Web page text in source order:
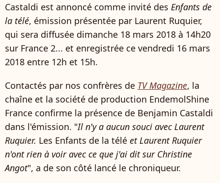
Castaldi est annoncé comme invité des Enfants de
la télé, émission présentée par Laurent Ruquier,
qui sera diffusée dimanche 18 mars 2018 à 14h20
sur France 2... et enregistrée ce vendredi 16 mars
2018 entre 12h et 15h.
Contactés par nos confrères de TV Magazine, la
chaîne et la société de production EndemolShine
France confirme la présence de Benjamin Castaldi
dans l'émission. "Il n'y a aucun souci avec Laurent
Ruquier. Les Enfants de la télé et Laurent Ruquier
n'ont rien à voir avec ce que j'ai dit sur Christine
Angot", a de son côté lancé le chroniqueur.